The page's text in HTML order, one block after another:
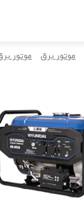
موتور برق موتور